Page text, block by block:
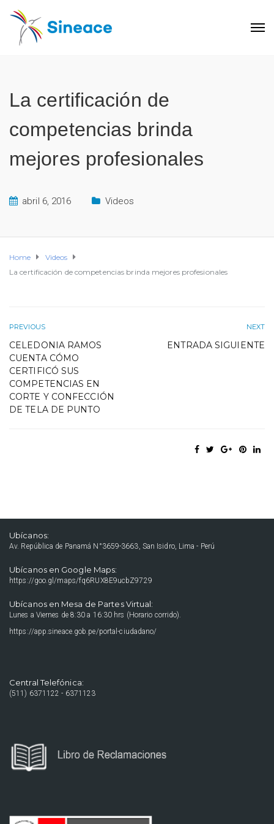
La certificación de
competencias brinda
mejores profesionales
abril 6, 2016 Videos
Home
Videos
La certificación de competencias brinda mejores profesionales
PREVIOUS
CELEDONIA RAMOS
CUENTA CÓMO
CERTIFICÓ SUS
COMPETENCIAS EN
CORTE Y CONFECCIÓN
DE TELA DE PUNTO
NEXT
ENTRADA SIGUIENTE
Ubícanos:
Av. República de Panamá N°3659-3663, San Isidro, Lima - Perú
Ubícanos en Google Maps:
https://goo.gl/maps/fq6RUX8E9ucbZ9729
Ubícanos en Mesa de Partes Virtual:
Lunes a Viernes de 8:30 a 16:30 hrs (Horario corrido).
https://app.sineace.gob.pe/portal-ciudadano/
Central Telefónica:
(511) 6371122 - 6371123